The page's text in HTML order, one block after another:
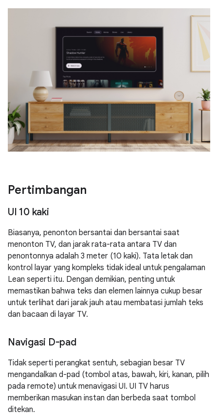
Pertimbangan
UI 10 kaki
Biasanya, penonton bersantai dan bersantai saat
menonton TV, dan jarak rata-rata antara TV dan
penontonnya adalah 3 meter (10 kaki). Tata letak dan
kontrol layar yang kompleks tidak ideal untuk pengalaman
Lean seperti itu. Dengan demikian, penting untuk
memastikan bahwa teks dan elemen lainnya cukup besar
untuk terlihat dari jarak jauh atau membatasi jumlah teks
dan bacaan di layar TV.
Navigasi D-pad
Tidak seperti perangkat sentuh, sebagian besar TV
mengandalkan d-pad (tombol atas, bawah, kiri, kanan, pilih
pada remote) untuk menavigasi UI. UI TV harus
memberikan masukan instan dan berbeda saat tombol
ditekan.